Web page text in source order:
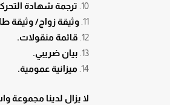
ترجمة شهادة
وثيقة زواج/ وثيقة
قائمة منقولات.
بيان ضريبي.
ميزانية عمومية.
لا يزال لدينا مجموعة